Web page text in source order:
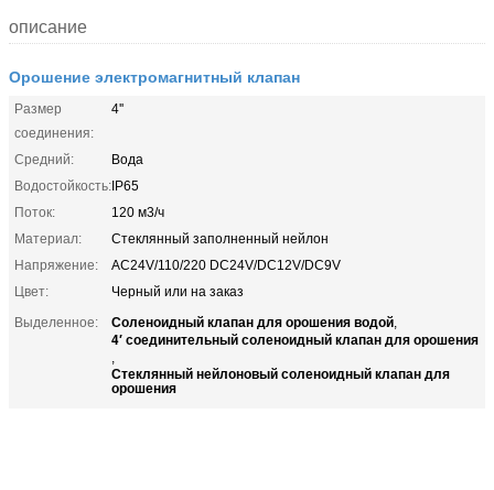
описание
Орошение электромагнитный клапан
Размер
соединения:
4''
Средний:
Вода
Водостойкость:IP65
Поток:
120 м3/ч
Материал:
Стеклянный заполненный нейлон
Напряжение:
AC24V/110/220 DC24V/DC12V/DC9V
Цвет:
Черный или на заказ
Выделенное:
Соленоидный клапан для орошения водой,
4′ соединительный соленоидный клапан для орошения
,
Стеклянный нейлоновый соленоидный клапан для
орошения